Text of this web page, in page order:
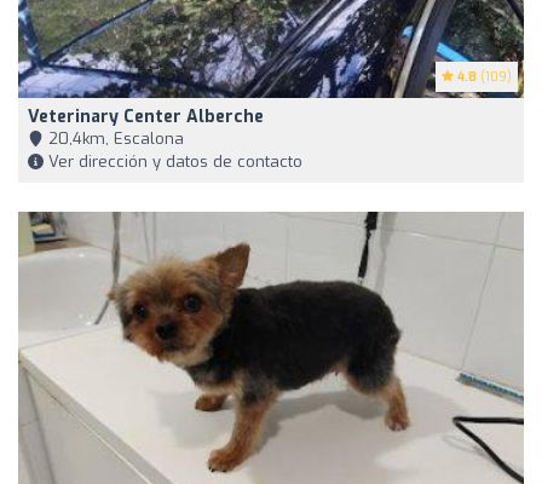
4.8 (109)
Veterinary Center Alberche
20,4km, Escalona
Ver dirección y datos de contacto